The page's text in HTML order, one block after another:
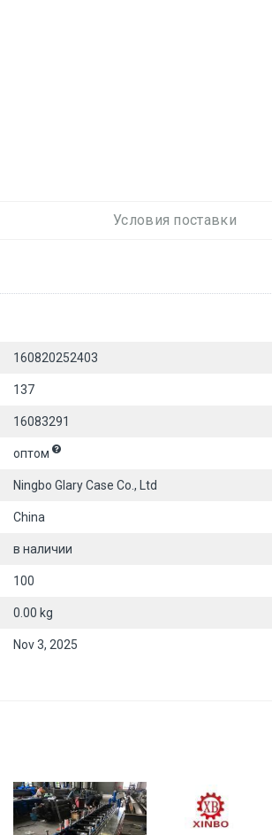
Условия поставки
160820252403
137
16083291
оптом
Ningbo Glary Case Co., Ltd
China
в наличии
100
0.00 kg
Nov 3, 2025